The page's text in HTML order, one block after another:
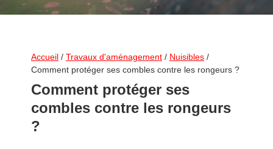
Accueil / Travaux d'aménagement / Nuisibles /
Comment protéger ses combles contre les rongeurs ?
Comment protéger ses
combles contre les rongeurs
?